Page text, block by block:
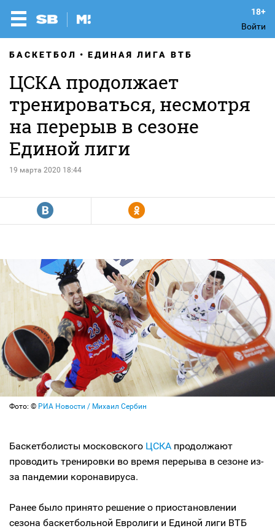
Войти
БАСКЕТБОЛ ЕДИНАЯ ЛИГА ВТБ
ЦСКА продолжает
тренироваться, несмотря
на перерыв в сезоне
Единой лиги
19 марта 2020 18:44
R Y
Фото: © РИА Новости / Михаил Сербин
Баскетболисты московского ЦСКА продолжают
проводить тренировки во время перерыва в сезоне из-
за пандемии коронавируса.
Ранее было принято решение о приостановлении
сезона баскетбольной Евролиги и Единой лиги ВТБ